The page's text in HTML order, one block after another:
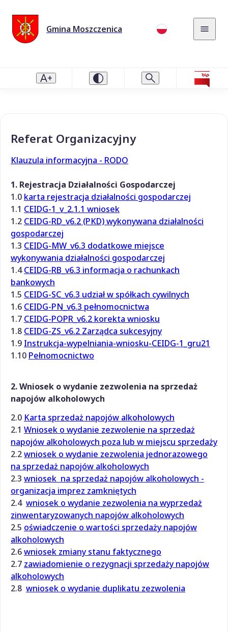
Gmina Moszczenica
Referat Organizacyjny
Klauzula informacyjna - RODO
1. Rejestracja Działalności Gospodarczej
1.0 karta rejestracja działalności gospodarczej
1.1 CEIDG-1_v_2.1.1 wniosek
1.2 CEIDG-RD_v6.2 (PKD) wykonywana działalności
gospodarczej
1.3 CEIDG-MW_v6.3 dodatkowe miejsce
wykonywania działalności gospodarczej
1.4CEIDG-RB_v6.3 informacja o rachunkach
bankowych
1.5 CEIDG-SC_v6.3 udział w spółkach cywilnych
1.6 CEIDG-PN_v6.3 pełnomocnictwa
1.7 CEIDG-POPR_v6.2 korekta wniosku
1.8 CEIDG-ZS_v6.2 Zarządca sukcesyjny
1.9 Instrukcja-wypelniania-wniosku-CEIDG-1_gru21
1.10 Pełnomocnictwo
2. Wniosek o wydanie zezwolenia na sprzedaż
napojów alkoholowych
2.0 Karta sprzedaż napojów alkoholowych
2.1 Wniosek o wydanie zezwolenie na sprzedaż
napojów alkoholowych poza lub w miejscu sprzedaży
2.2wniosek o wydanie zezwolenia jednorazowego
na sprzedaż napojów alkoholowych
2.3 wniosek na sprzedaż napojów alkoholowych -
organizacja imprez zamkniętych
2.4 wniosek o wydanie zezwolenia na wyprzedaż
zinwentaryzowanych napojów alkoholowych
2.5 oświadczenie o wartości sprzedaży napojów
alkoholowych
2.6wniosek zmiany stanu faktycznego
2.7 zawiadomienie o rezygnacji sprzedaży napojów
alkoholowych
2.8 wniosek o wydanie duplikatu zezwolenia